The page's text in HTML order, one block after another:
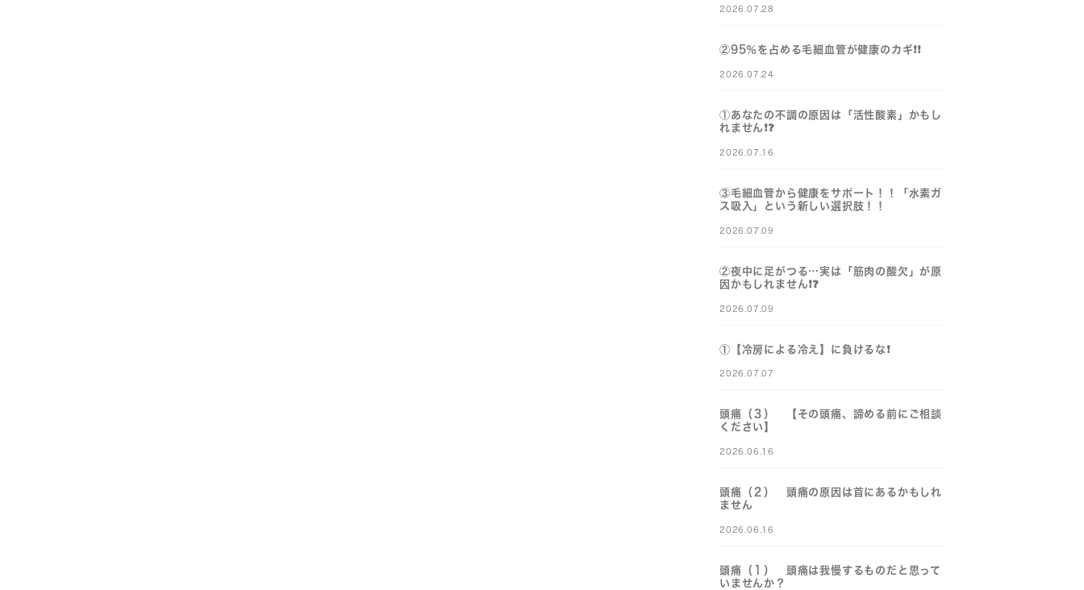
2026.07.28
②95％を占める毛細血管が健康のカギ❗️❗️
2026.07.24
①あなたの不調の原因は「活性酸素」かもし
れません❗️❓️
2026.07.16
③毛細血管から健康をサポート！！「水素ガ
ス吸入」という新しい選択肢！！
2026.07.09
②夜中に足がつる…実は「筋肉の酸欠」が原
因かもしれません❗️❓️
2026.07.09
①【冷房による冷え】に負けるな❗️
2026.07.07
頭痛（３） 【その頭痛、諦める前にご相談
ください】
2026.06.16
頭痛（２） 頭痛の原因は首にあるかもしれ
ません
2026.06.16
頭痛（１） 頭痛は我慢するものだと思って
いませんか？